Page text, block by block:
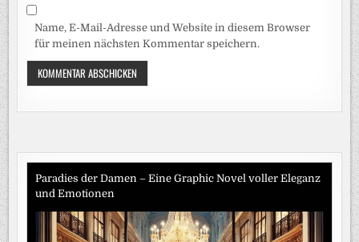
Name, E-Mail-Adresse und Website in diesem Browser
für meinen nächsten Kommentar speichern.
Paradies der Damen – Eine Graphic Novel voller Eleganz
und Emotionen